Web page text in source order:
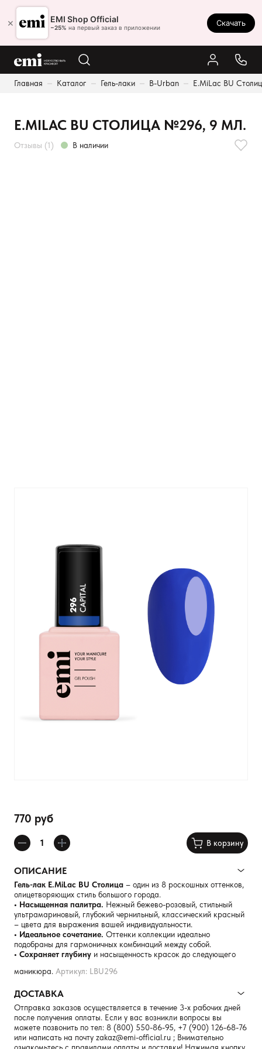
× EMI Shop Official
−25% на первый заказ в приложении
Скачать
Главная Каталог Гель-лаки B-Urban E.MiLac BU
Ростов-на-Дону
8 (800) 550-86-95
Каталог
Оплата и доставка
E.MILAC BU СТОЛИЦА №296, 9 МЛ.
Отзывы (1) В наличии
770 руб
В корзину
ОПИСАНИЕ
Гель-лак E.MiLac BU Столица – один из 8 роскошных оттенков,
олицетворяющих стиль большого города.
• Насыщенная палитра. Нежный бежево-розовый, стильный
ультрамариновый, глубокий чернильный, классический красный
– цвета для выражения вашей индивидуальности.
• Идеальное сочетание. Оттенки коллекции идеально
подобраны для гармоничных комбинаций между собой.
• Сохраняет глубину и насыщенность красок до следующего
маникюра. Артикул: LBU296
ДОСТАВКА
Отправка заказов осуществляется в течение 3-х рабочих дней
после получения оплаты. Если у вас возникли вопросы вы
можете позвонить по тел: 8 (800) 550-86-95, +7 (900) 126-68-76
или написать на почту zakaz@emi-official.ru ; Внимательно